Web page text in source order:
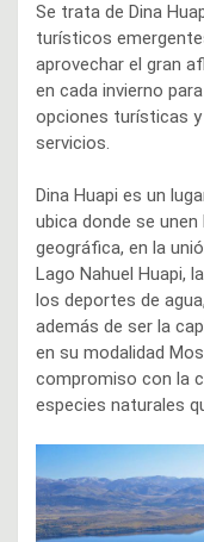
Se trata de Dina
turísticos
aprovechar el gran
en cada invierno
opciones turísticas
servicios.
Dina Huapi es un
ubica donde se
geográfica, en la
Lago Nahuel Huapi,
los deportes de
además de ser la
en su modalidad
compromiso con la
especies naturales